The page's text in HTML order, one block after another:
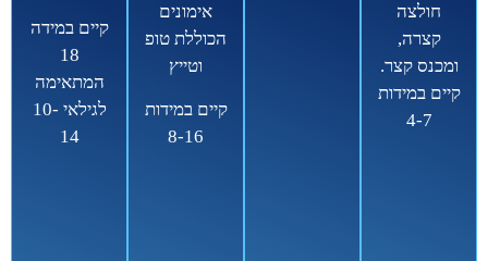
חולצה
קצרה,
ומכנס קצר.
קיים במידות
4-7
אימונים
הכוללת טופ
וטייץ
קיים במידות
8-16
קיים במידה
18
המתאימה
לגילאי 10-
14